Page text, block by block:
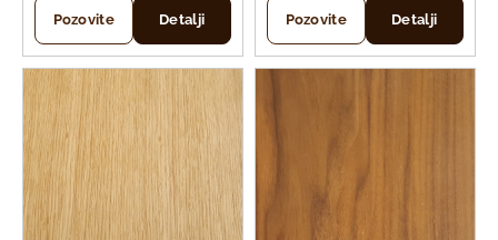
Pozovite Detalji Pozovite Detalji